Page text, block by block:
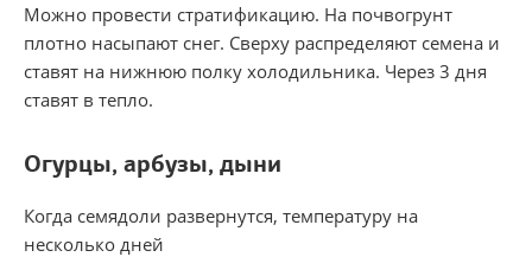
Можно провести стратификацию. На почвогрунт
плотно насыпают снег. Сверху распределяют семена и
ставят на нижнюю полку холодильника. Через 3 дня
ставят в тепло.
Огурцы, арбузы, дыни
Когда семядоли развернутся, температуру на
несколько дней